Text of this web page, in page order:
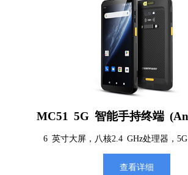
MC51 5G 智能手持终端
6 英寸大屏，八核2.4 GHz处理器，
查看详细